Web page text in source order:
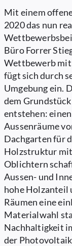
Mit einem
2020 das nun
Büro Forrer
Wettbewerb mit
fügt sich durch
Umgebung ein.
dem
entstehen:
Aussenräume
Dachgarten für
Holzstruktur mit
Oblichtern
Aussen- und
hohe Holzanteil
Räumen eine
Materialwahl
Nachhaltigkeit
der